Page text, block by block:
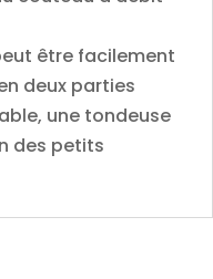
être facilement
deux parties
une tondeuse
des petits